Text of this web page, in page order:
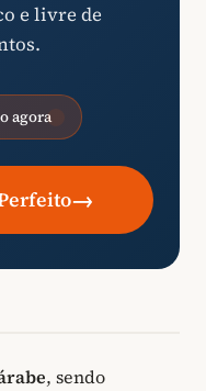
e livre de
agora
→
, sendo